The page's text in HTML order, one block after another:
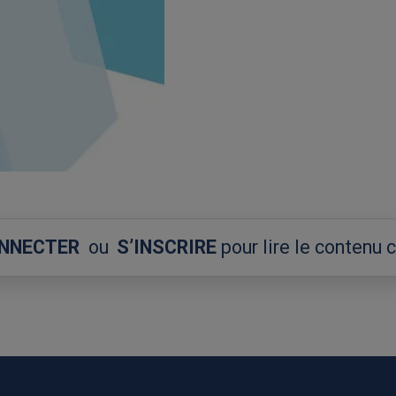
ou S’INSCRIRE pour lire le contenu